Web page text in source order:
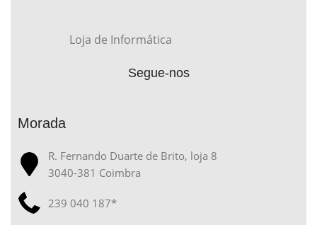
Loja de Informática
Segue-nos
Morada
R. Fernando Duarte de Brito, loja 8
3040-381 Coimbra
239 040 187*